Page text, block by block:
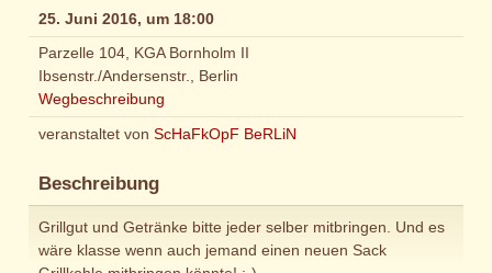
25. Juni 2016, um 18:00
Parzelle 104, KGA Bornholm II
Ibsenstr./Andersenstr., Berlin
Wegbeschreibung
veranstaltet von ScHaFkOpF BeRLiN
Beschreibung
Grillgut und Getränke bitte jeder selber mitbringen. Und es
wäre klasse wenn auch jemand einen neuen Sack